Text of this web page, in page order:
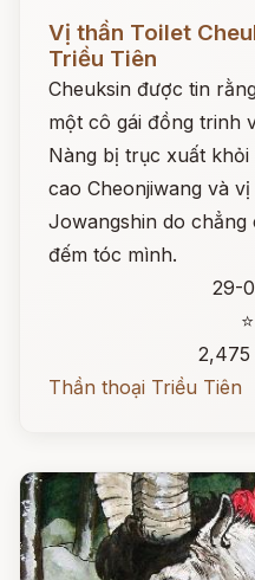
Đọc ngay
Vị thần Toilet
Triều Tiên
Cheuksin được tin
một cô gái đồng trinh
Nàng bị trục xuất
cao Cheonjiwang và
Jowangshin do chẳng
đếm tóc mình.
29-
Thần thoại Triều Tiên